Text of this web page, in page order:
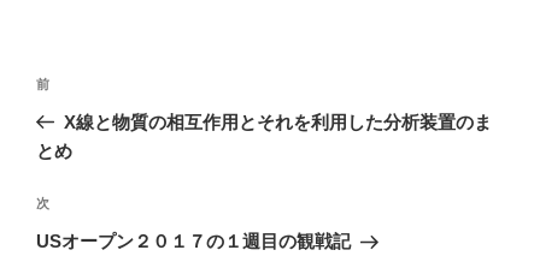
投
ナ
ゲ
ー
前
の
投
前
X線と物質の相互作用とそれを利用した分析装置のま
とめ
次
の
次
USオープン２０１７の１週目の観戦記